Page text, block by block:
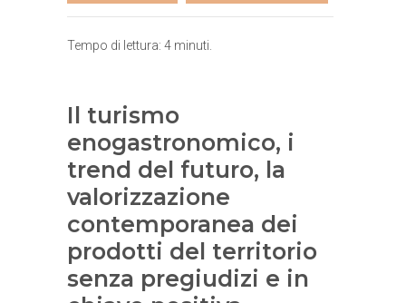
Tempo di lettura: 4 minuti.
Il turismo
enogastronomico, i
trend del futuro, la
valorizzazione
contemporanea dei
prodotti del territorio
senza pregiudizi e in